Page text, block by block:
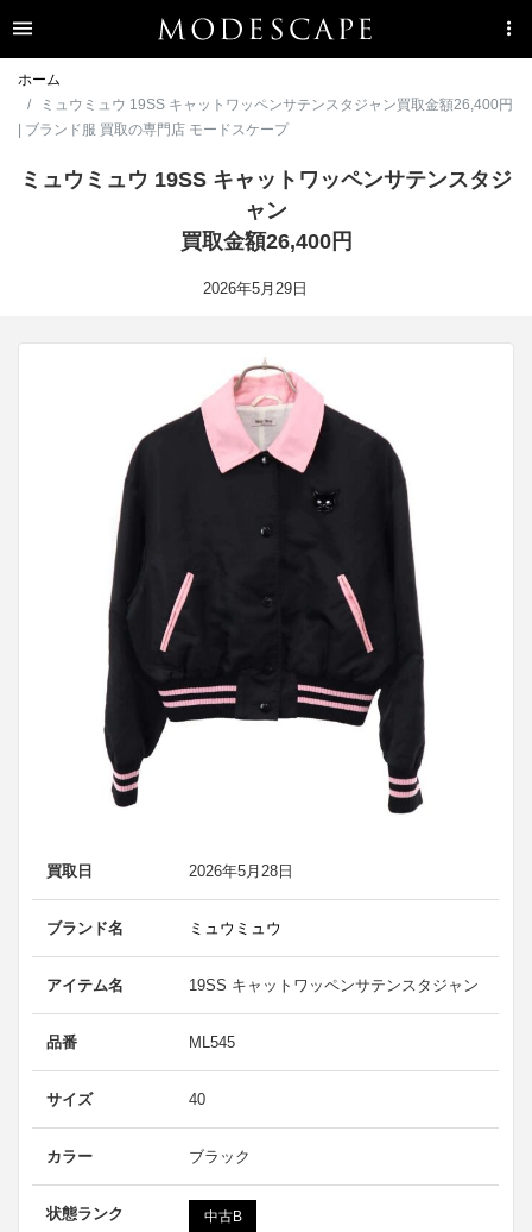
ホーム
ミュウミュウ 19SS キャットワッペンサテンスタジャン買取金額26,400円
| ブランド服 買取の専門店 モードスケープ
ミュウミュウ 19SS キャットワッペンサテンスタジ
ャン
買取金額26,400円
2026年5月29日
買取日 2026年5月28日
ブランド名 ミュウミュウ
アイテム名 19SS キャットワッペンサテンスタジャン
品番 ML545
サイズ 40
カラー ブラック
状態ランク 中古B